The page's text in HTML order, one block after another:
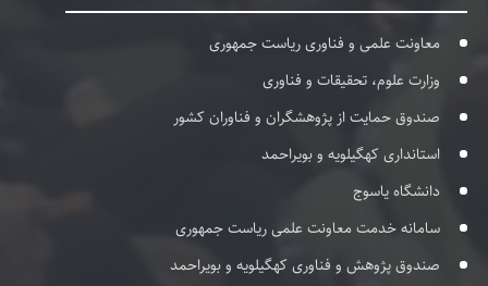
معاونت علمی و فناوری ریاست جمهوری
وزارت علوم، تحقیقات و فناوری
صندوق حمایت از پژوهشگران و فناوران کشور
استانداری کهگیلویه و بویراحمد
دانشگاه یاسوج
سامانه خدمت معاونت علمی ریاست جمهوری
صندوق پژوهش و فناوری کهگیلویه و بویراحمد